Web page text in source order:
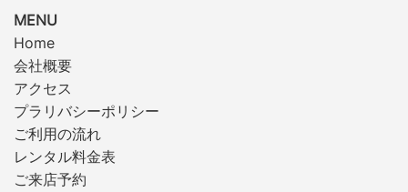
MENU
Home
会社概要
アクセス
プラリバシーポリシー
ご利用の流れ
レンタル料金表
ご来店予約